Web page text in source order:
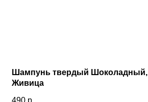
Шампунь твердый Шоколадный,
Живица
490 р.